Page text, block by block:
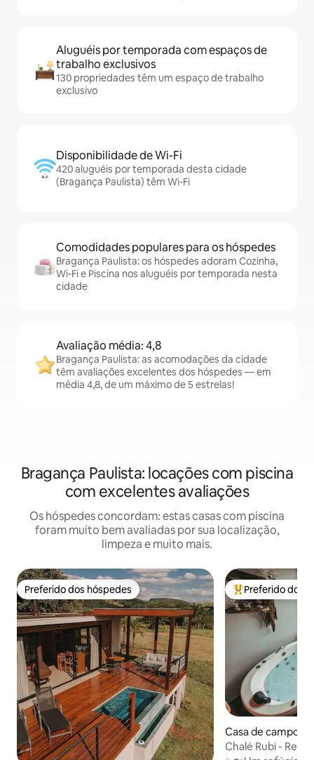
Aluguéis por temporada com espaços de
trabalho exclusivos
130 propriedades têm um espaço de trabalho
exclusivo
Disponibilidade de Wi-Fi
420 aluguéis por temporada desta cidade
(Bragança Paulista) têm Wi-Fi
Comodidades populares para os hóspedes
Bragança Paulista: os hóspedes adoram Cozinha,
Wi-Fi e Piscina nos aluguéis por temporada nesta
cidade
Avaliação média: 4,8
Bragança Paulista: as acomodações da cidade
têm avaliações excelentes dos hóspedes — em
média 4,8, de um máximo de 5 estrelas!
Bragança Paulista: locações com piscina
com excelentes avaliações
Os hóspedes concordam: estas casas com piscina
foram muito bem avaliadas por sua localização,
limpeza e muito mais.
Preferido dos hóspedes
Preferido dos hóspedes Entre os
Preferido dos
Casa de campo ⋅
Chalé Rubi -